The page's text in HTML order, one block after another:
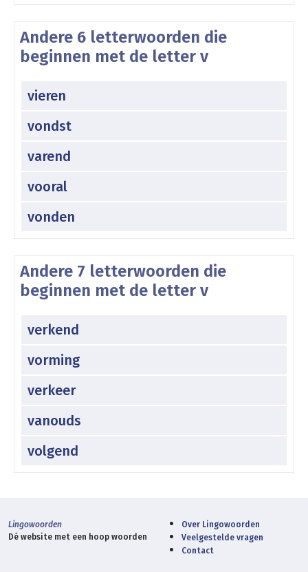
Andere 6 letterwoorden die
beginnen met de letter v
vieren
vondst
varend
vooral
vonden
Andere 7 letterwoorden die
beginnen met de letter v
verkend
vorming
verkeer
vanouds
volgend
Lingowoorden
Dé website met een hoop woorden
Over Lingowoorden
Veelgestelde vragen
Contact